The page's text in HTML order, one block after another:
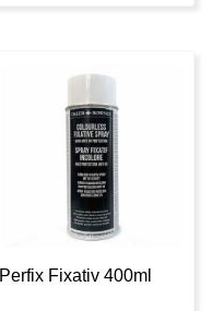
Perfix Fixativ 400ml